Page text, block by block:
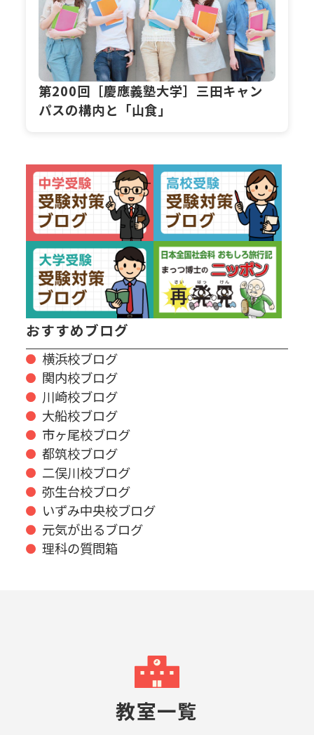
第200回［慶應義塾大学］三田キャン
パスの構内と「山食」
おすすめブログ
横浜校ブログ
関内校ブログ
川崎校ブログ
大船校ブログ
市ヶ尾校ブログ
都筑校ブログ
二俣川校ブログ
弥生台校ブログ
いずみ中央校ブログ
元気が出るブログ
理科の質問箱
教室一覧